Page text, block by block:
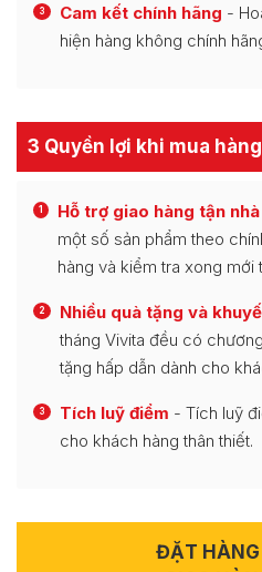
3 Cam kết chính hãng -
hiện hàng không chính
3 Quyền lợi khi mua
1 Hỗ trợ giao hàng tận nhà
một số sản phẩm theo
hàng và kiểm tra xong mới
2 Nhiều quà tặng và
tháng Vivita đều có
tặng hấp dẫn dành cho
3 Tích luỹ điểm - Tích luỹ
cho khách hàng thân thiết.
ĐẶT